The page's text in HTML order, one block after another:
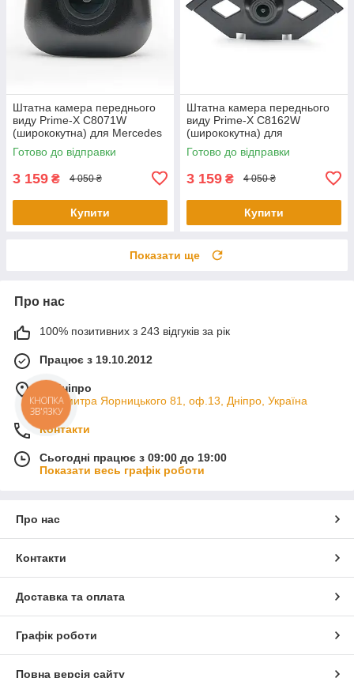
Штатна камера переднього
виду Prime-X С8071W
(ширококутна) для Mercedes
S-Class W222, V222, X222
2015-2017
Готово до відправки
3 159 ₴ 4 050 ₴
Купити
Штатна камера переднього
виду Prime-X C8162W
(ширококутна) для
Volkswagen Tiguan L 2016
2017
Готово до відправки
3 159 ₴ 4 050 ₴
Купити
Показати ще
Про нас
100% позитивних з 243 відгуків за рік
Працює з 19.10.2012
м. Дніпро
пр. Дмитра Яорницького 81, оф.13, Дніпро, Україна
Контакти
Сьогодні працює з 09:00 до 19:00
Показати весь графік роботи
Про нас
Контакти
Доставка та оплата
Графік роботи
Повна версія сайту
КНОПКА
ЗВ'ЯЗКУ